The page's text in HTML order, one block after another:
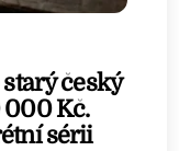
český
000 Kč.
sérii